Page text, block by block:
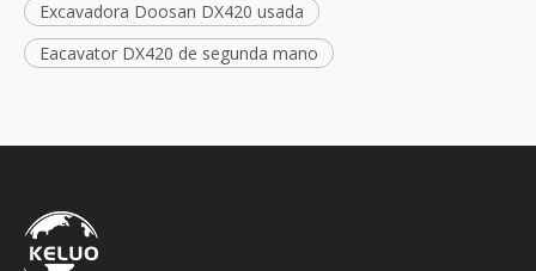
Excavadora Doosan DX420 usada
Eacavator DX420 de segunda mano